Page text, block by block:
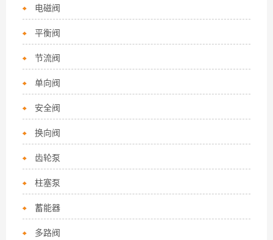
电磁阀
平衡阀
节流阀
单向阀
安全阀
换向阀
齿轮泵
柱塞泵
蓄能器
多路阀